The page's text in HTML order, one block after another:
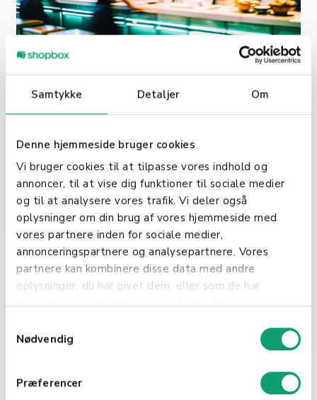
Samtykke Detaljer Om
Denne hjemmeside bruger cookies
Vi bruger cookies til at tilpasse vores indhold og
annoncer, til at vise dig funktioner til sociale medier
og til at analysere vores trafik. Vi deler også
oplysninger om din brug af vores hjemmeside med
vores partnere inden for sociale medier,
annonceringspartnere og analysepartnere. Vores
partnere kan kombinere disse data med andre
oplysninger, du har givet dem, eller som de har
Nødvendig
Præferencer
Restaurant mar 4, 2025
Fordeler med
selvbetjeningskasser i
detaljhandel og restauranter